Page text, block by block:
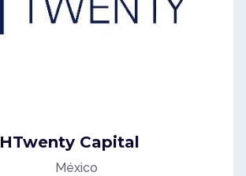
HTwenty Capital
México